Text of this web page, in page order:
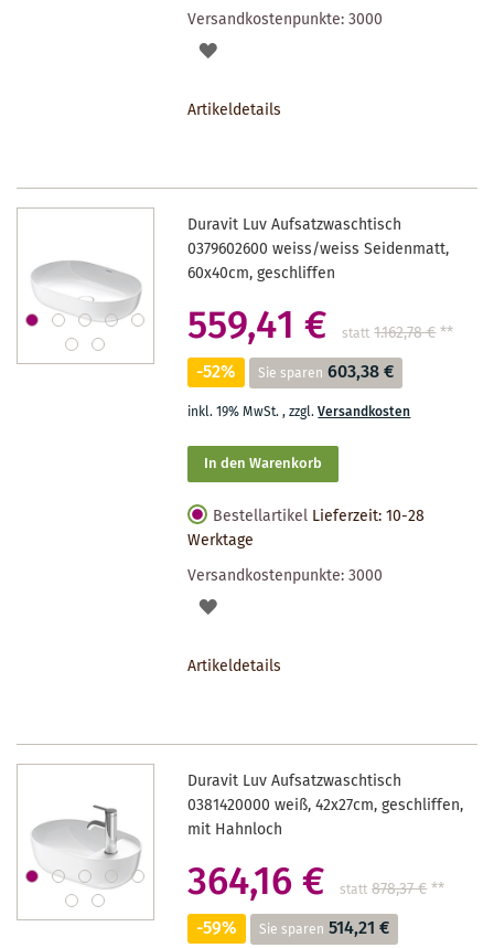
Versandkostenpunkte:3000
AUF
Artikeldetails
Duravit Luv Aufsatzwaschtisch
0379602600 weiss/weiss Seidenmatt,
60x40cm, geschliffen
559,41 € statt 1.162,78 €**
-52% Sie sparen 603,38 €
inkl. 19% MwSt.,zzgl.Versandkosten
In den Warenkorb
Bestellartikel Lieferzeit: 10-28
Werktage
Versandkostenpunkte:3000
AUF
Artikeldetails
Duravit Luv Aufsatzwaschtisch
0381420000 weiß, 42x27cm, geschliffen,
mit Hahnloch
364,16 € statt 878,37 €**
-59% Sie sparen 514,21 €